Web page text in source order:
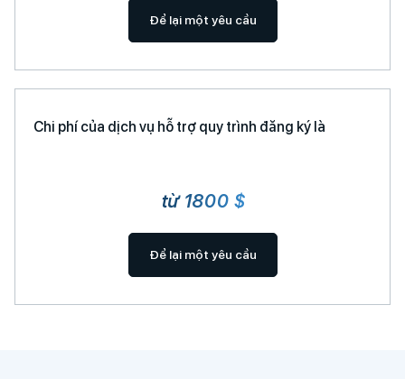
Để lại một yêu cầu
Chi phí của dịch vụ hỗ trợ quy trình đăng ký là
từ 1800 $
Để lại một yêu cầu